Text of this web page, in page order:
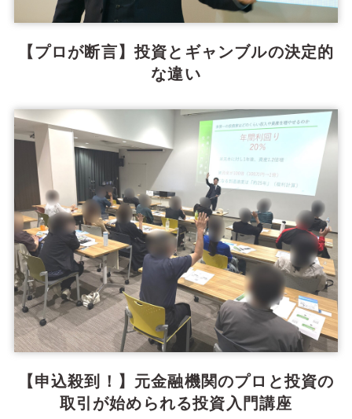
【プロが断言】投資とギャンブルの決定的
な違い
【申込殺到！】元金融機関のプロと投資の
取引が始められる投資入門講座